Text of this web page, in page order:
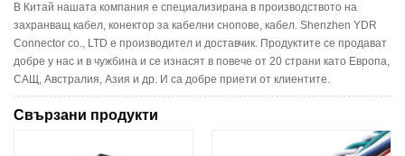
В Китай нашата компания е специализирана в производството на
захранващ кабел, конектор за кабелни снопове, кабел. Shenzhen YDR
Connector co., LTD е производител и доставчик. Продуктите се продават
добре у нас и в чужбина и се изнасят в повече от 20 страни като Европа,
САЩ, Австралия, Азия и др. И са добре приети от клиентите.
Свързани продукти